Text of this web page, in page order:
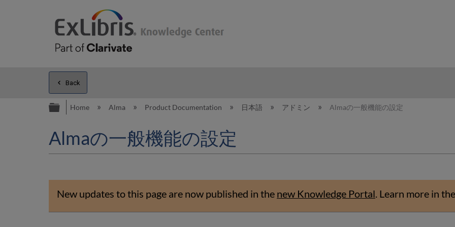
Back
Expand/collapse global hierarchy
Home Alma Product Documentation 日本語 アドミン Almaの一般機能の設定
Almaの一般機能の設定
New updates to this page are now published in the new Knowledge Portal. Learn more in the